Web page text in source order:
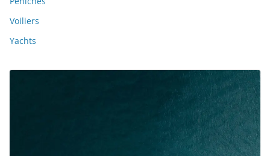
Voiliers
Yachts